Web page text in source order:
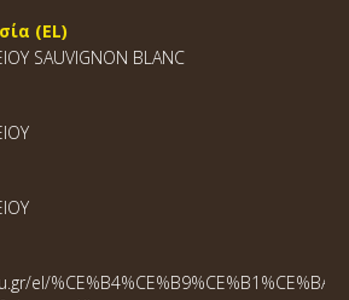
(EL)
SAUVIGNON BLANC
el/